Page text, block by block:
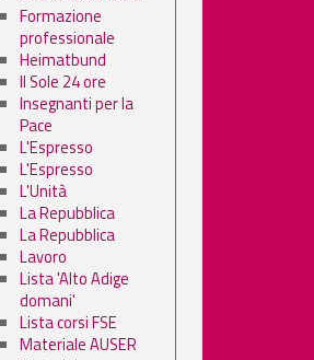
Formazione
professionale
Heimatbund
Il Sole 24 ore
Insegnanti per la
Pace
L'Espresso
L'Espresso
L'Unità
La Repubblica
La Repubblica
Lavoro
Lista 'Alto Adige
domani'
Lista corsi FSE
Materiale AUSER